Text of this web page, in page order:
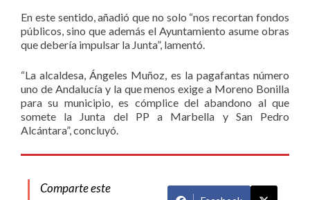
En este sentido, añadió que no solo “nos recortan fondos
públicos, sino que además el Ayuntamiento asume obras
que debería impulsar la Junta”, lamentó.
“La alcaldesa, Ángeles Muñoz, es la pagafantas número
uno de Andalucía y la que menos exige a Moreno Bonilla
para su municipio, es cómplice del abandono al que
somete la Junta del PP a Marbella y San Pedro
Alcántara”, concluyó.
Comparte este